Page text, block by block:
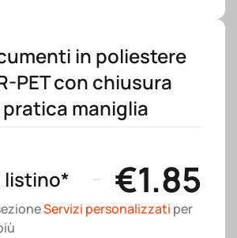
in poliestere
PET con chiusura
maniglia
listino* €1.85
Servizi personalizzati per